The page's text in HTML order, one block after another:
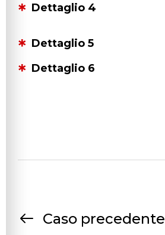
Dettaglio 4
Dettaglio 5
Dettaglio 6
Caso precedente